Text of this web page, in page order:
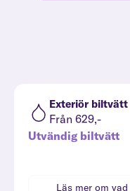
Exteriör biltvätt
Från 629,-
Utvändig biltvätt
Läs mer om vad